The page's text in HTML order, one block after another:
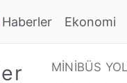
Haberler Ekonomi
MINIBÜS